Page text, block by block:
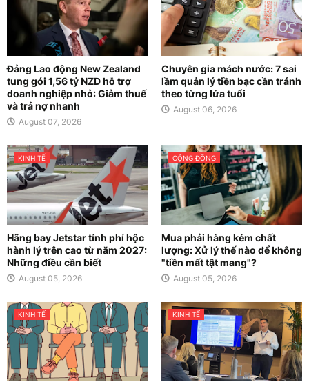
Đảng Lao động New Zealand
tung gói 1,56 tỷ NZD hỗ trợ
doanh nghiệp nhỏ: Giảm thuế
và trả nợ nhanh
August 07, 2026
Chuyên gia mách nước: 7 sai
lầm quản lý tiền bạc cần tránh
theo từng lứa tuổi
August 06, 2026
KINH TẾ
Hãng bay Jetstar tính phí hộc
hành lý trên cao từ năm 2027:
Những điều cần biết
August 05, 2026
CỘNG ĐỒNG
Mua phải hàng kém chất
lượng: Xử lý thế nào để không
"tiền mất tật mang"?
August 05, 2026
KINH TẾ KINH TẾ